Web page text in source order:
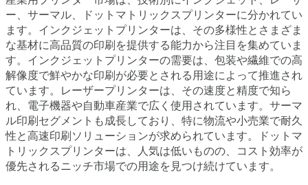
ー、サーマル、ドットマトリックスプリンターに分かれてい
ます。インクジェットプリンターは、その多様性とさまざま
な基材に高品質の印刷を提供する能力から注目を集めていま
す。インクジェットプリンターの需要は、包装や繊維での高
解像度で鮮やかな印刷が必要とされる用途によって推進され
ています。レーザープリンターは、その速度と精度で知ら
れ、電子機器や自動車産業で広く使用されています。サーマ
ル印刷セグメントも成長しており、特に物流や小売業で耐久
性と高速印刷ソリューションが求められています。ドットマ
トリックスプリンターは、人気は低いものの、コスト効率が
優先されるニッチ市場での用途を見つけ続けています。